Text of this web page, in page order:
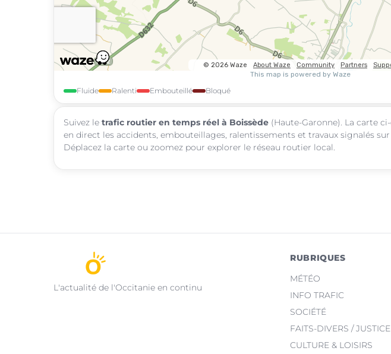
Fluide Ralenti Embouteillé Bloqué
Suivez le trafic routier en temps réel à Boissède (Haute-Garonne). La carte
en direct les accidents, embouteillages, ralentissements et travaux signalés sur
Déplacez la carte ou zoomez pour explorer le réseau routier local.
L'actualité de l'Occitanie en continu
RUBRIQUES
MÉTÉO
INFO TRAFIC
SOCIÉTÉ
FAITS-DIVERS / JUSTICE
CULTURE & LOISIRS